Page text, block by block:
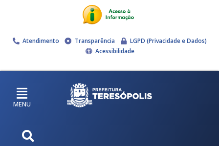
Atendimento Transparência
LGPD (Privacidade e Dados)
Acessibilidade
MENU